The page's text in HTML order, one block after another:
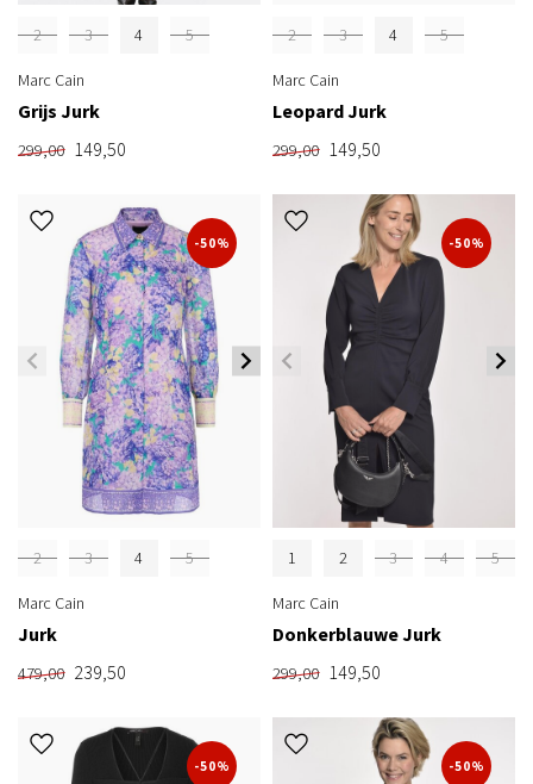
2 3 4 5
Marc Cain
Grijs Jurk
299,00 149,50
2 3 4 5
Marc Cain
Leopard Jurk
299,00 149,50
-50%
2 3 4 5
Marc Cain
Jurk
479,00 239,50
-50%
1 2 3 4 5
Marc Cain
Donkerblauwe Jurk
299,00 149,50
-50% -50%